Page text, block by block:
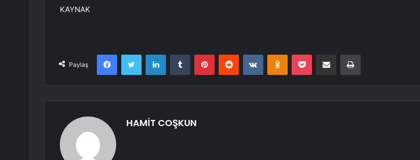
KAYNAK
Paylaş
FacebookTwitter LinkedInTumblr PinterestReddit VKontakteOdnoklassniki
Pocket E-Posta ile paylaş Yazdır
HAMİT COŞKUN